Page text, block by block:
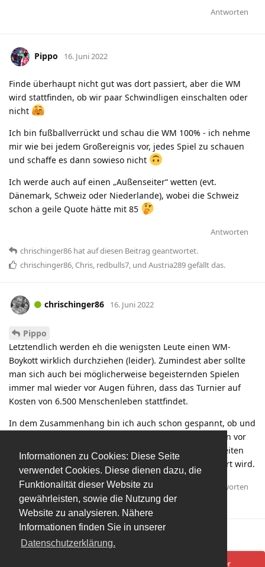
Informationen zu Cookies: Diese Seite
verwendet Cookies. Diese dienen dazu, die
Funktionalität dieser Website zu
gewährleisten, sowie die Nutzung der
Website zu analysieren. Nähere
Informationen finden Sie in unserer
Datenschutzerklärung.
Antworten
Pippo 16. Juni 2022
Finde überhaupt nicht gut was dort passiert, aber die WM
wird stattfinden, ob wir paar Schwindligen einschalten oder
nicht
Ich bin fußballverrückt und schau die WM 100% - ich nehme
mir wie bei jedem Großereignis vor, jedes Spiel zu schauen
und schaffe es dann sowieso nicht
Ich werde auch auf einen „Außenseiter“ wetten (evt.
Dänemark, Schweiz oder Niederlande), wobei die Schweiz
schon a geile Quote hätte mit 85
Antworten
chrischinger86 hatauf diesen Beitrag geantwortet.
chrischinger86, Chris, redbulls7, und Austria289gefällt das.
chrischinger86 16. Juni 2022
Pippo
Letztendlich werden eh die wenigsten Leute einen WM-
Boykott wirklich durchziehen (leider). Zumindest aber sollte
man sich auch bei möglicherweise begeisternden Spielen
immer mal wieder vor Augen führen, dass das Turnier auf
Kosten von 6.500 Menschenleben stattfindet.
In dem Zusammenhang bin ich auch schon gespannt, ob und
welche Art von Protesten es vielleicht von Protagonisten vor
Ort geben wird. Da hoffe ich schon, dass einiges vonseiten
der Spieler/Funktionäre geplant und auch durchgeführt wird.
Antworten
mmh1hatauf diesen Beitrag geantwortet.
Pippo,Austria289 , undHalminchengefällt das
Mehr laden
Ups! Da ist was schief gelaufen. Bitte lade die Seite neu oder